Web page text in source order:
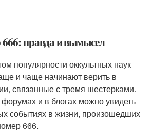
правда и вымысел
популярности оккультных наук
и чаще начинают верить в
связанные с тремя шестерками.
и в блогах можно увидеть
событиях в жизни, произошедших
666.